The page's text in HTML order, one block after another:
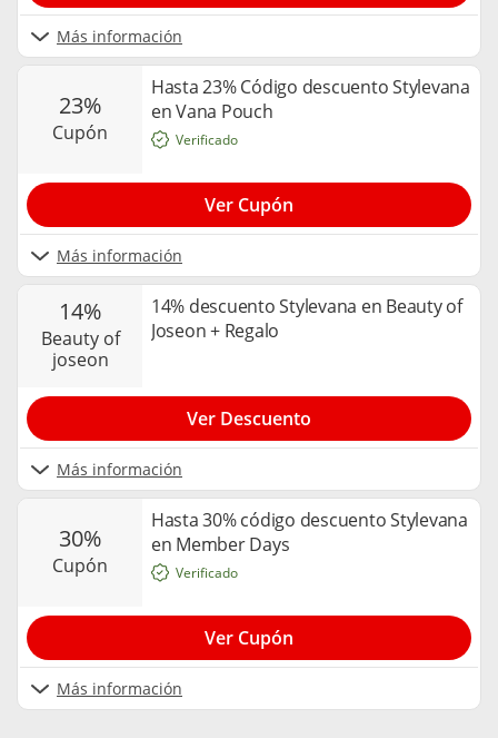
Más información
23%
cupón
Hasta 23% Código descuento Stylevana
en Vana Pouch
Más información
Verificado
Ver Cupón
14%
beauty of
joseon
14% descuento Stylevana en Beauty of
Joseon + Regalo
Más información
Ver Descuento
30%
cupón
Hasta 30% código descuento Stylevana
en Member Days
Más información
Verificado
Ver Cupón